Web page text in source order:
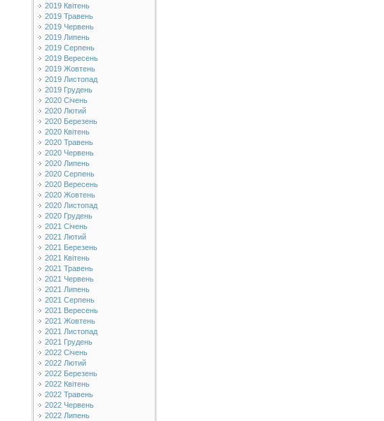
2019 Квітень
2019 Травень
2019 Червень
2019 Липень
2019 Серпень
2019 Вересень
2019 Жовтень
2019 Листопад
2019 Грудень
2020 Січень
2020 Лютий
2020 Березень
2020 Квітень
2020 Травень
2020 Червень
2020 Липень
2020 Серпень
2020 Вересень
2020 Жовтень
2020 Листопад
2020 Грудень
2021 Січень
2021 Лютий
2021 Березень
2021 Квітень
2021 Травень
2021 Червень
2021 Липень
2021 Серпень
2021 Вересень
2021 Жовтень
2021 Листопад
2021 Грудень
2022 Січень
2022 Лютий
2022 Березень
2022 Квітень
2022 Травень
2022 Червень
2022 Липень